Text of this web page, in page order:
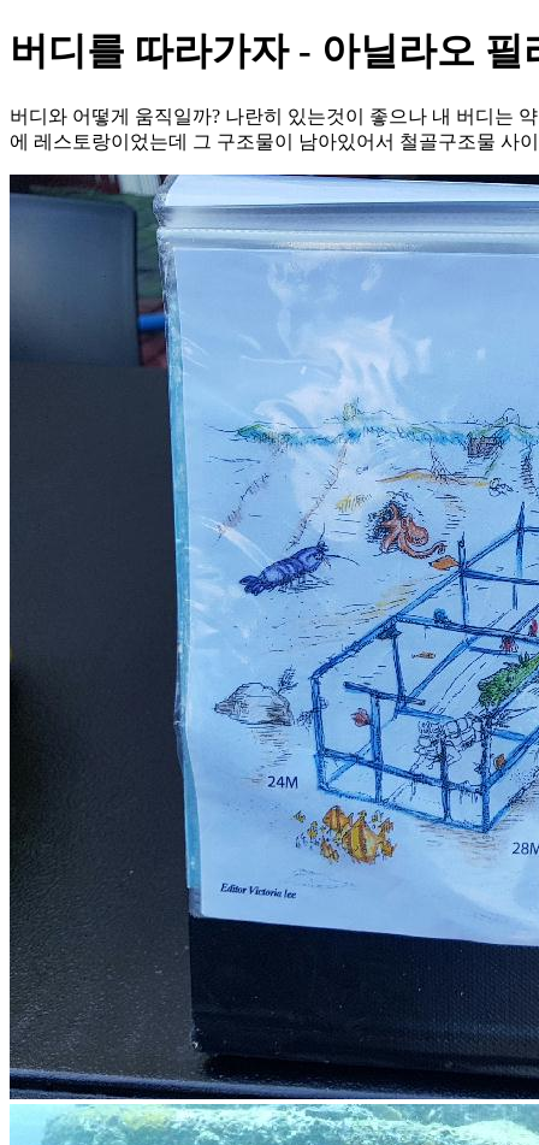
버디를 따라가자 - 아닐라오
버디와 어떻게 움직일까? 나란히 있는것이 좋으나 내 버디는
에 레스토랑이었는데 그 구조물이 남아있어서 철골구조물 사